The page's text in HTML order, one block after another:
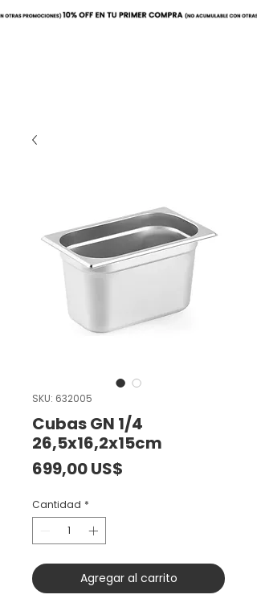
SKU: 632005
Cubas GN 1/4
26,5x16,2x15cm
699,00 US$
Cantidad *
Agregar al carrito